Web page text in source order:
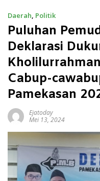
Daerah, Politik
Puluhan
Deklarasi
Cabup-
Pamekasan
Ejatoday
Mei 13, 2024